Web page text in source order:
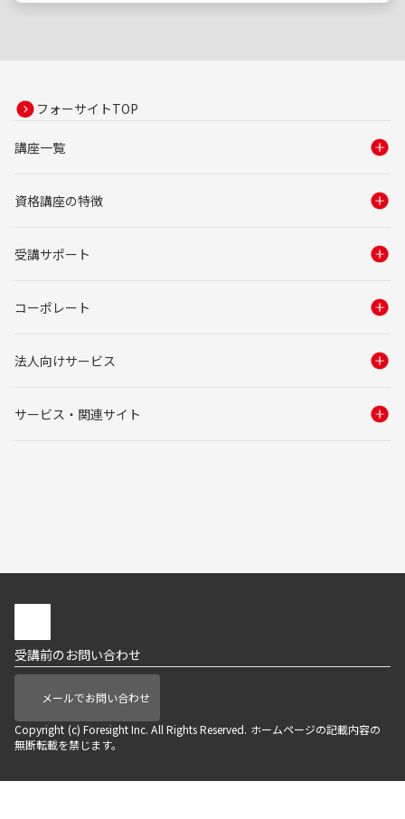
フォーサイトTOP
講座一覧
資格講座の特徴
受講サポート
コーポレート
法人向けサービス
サービス・関連サイト
受講前のお問い合わせ
メールでお問い合わせ
Copyright (c) Foresight Inc. All Rights Reserved. ホームページの記載内容の
無断転載を禁じます。